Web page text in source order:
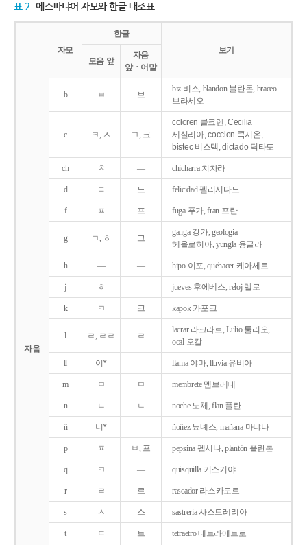
표 2 에스파냐어 자모와 한글 대조표
자모
한글
보기
모음 앞
자음
앞ㆍ어말
자음
b ㅂ 브
biz 비스, blandon 블란돈, braceo
브라세오
c ㅋ, ㅅ ㄱ, 크
colcren 콜크렌, Cecilia
세실리아, coccion 콕시온,
bistec 비스텍, dictado 딕타도
ch ㅊ ― chicharra 치차라
d ㄷ 드 felicidad 펠리시다드
f ㅍ 프 fuga 푸가, fran 프란
g ㄱ, ㅎ 그
ganga 강가, geologia
헤올로히아, yungla 융글라
h ― ― hipo 이포, quehacer 케아세르
j ㅎ ― jueves 후에베스, reloj 렐로
k ㅋ 크 kapok 카포크
l ㄹ, ㄹㄹ ㄹ
lacrar 라크라르, Lulio 룰리오,
ocal 오칼
ll 이* ― llama 야마, lluvia 유비아
m ㅁ ㅁ membrete 멤브레테
n ㄴ ㄴ noche 노체, flan 플란
ñ 니* ― ñoñez 뇨녜스, mañana 마냐나
p ㅍ ㅂ, 프 pepsina 펩시나, plantón 플란톤
q ㅋ ― quisquilla 키스키야
r ㄹ 르 rascador 라스카도르
s ㅅ 스 sastreria 사스트레리아
t ㅌ 트 tetraetro 테트라에트로